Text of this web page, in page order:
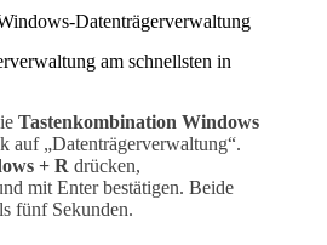
Datenträgerverwaltung
am schnellsten in
Tastenkombination Windows
auf „Datenträgerverwaltung“.
+ R drücken,
mit Enter bestätigen. Beide
fünf Sekunden.